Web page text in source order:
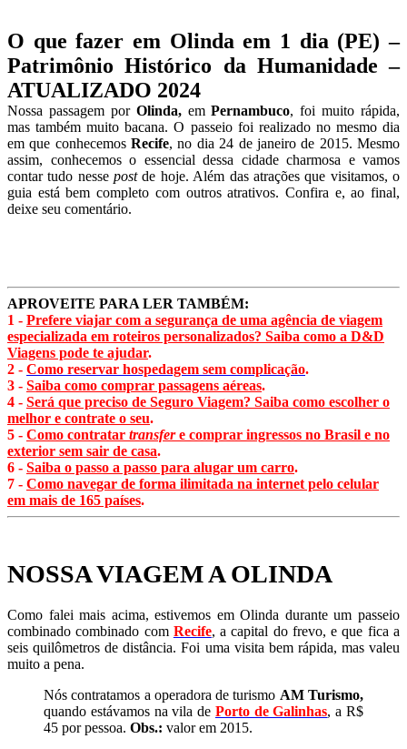
O que fazer em Olinda em 1 dia (PE) –
Patrimônio Histórico da Humanidade –
ATUALIZADO 2024
Nossa passagem por Olinda, emPernambuco, foi muito rápida,
mas também muito bacana. O passeio foi realizado no mesmo dia
em que conhecemosRecife, no dia 24 de janeiro de 2015. Mesmo
assim, conhecemos o essencial dessa cidade charmosa e vamos
contar tudo nessepostde hoje. Além das atrações que visitamos, o
guia está bem completo com outros atrativos. Confira e, ao final,
deixe seu comentário.
APROVEITE PARA LER TAMBÉM:
1 - Prefere viajar com a segurança de uma agência de viagem
especializada em roteiros personalizados? Saiba como a D&D
Viagens pode te ajudar.
2 - Como reservar hospedagem sem complicação.
3 - Saiba como comprar passagens aéreas.
4 - Será que preciso de Seguro Viagem? Saiba como escolher o
melhor e contrate o seu.
5 - Como contratar transfere comprar ingressos no Brasil e no
exterior sem sair de casa.
6 - Saiba o passo a passo para alugar um carro.
7 - Como navegar de forma ilimitada na internet pelo celular
em mais de 165 países.
NOSSA VIAGEM A OLINDA
Como falei mais acima, estivemos em Olinda durante um passeio
combinado combinado com Recife, a capital do frevo, e que fica a
seis quilômetros de distância. Foi uma visita bem rápida, mas valeu
muito a pena.
Nós contratamos a operadora de turismo AM Turismo,
quando estávamos na vila de Porto de Galinhas, a R$
45 por pessoa. Obs.: valor em 2015.